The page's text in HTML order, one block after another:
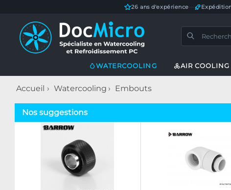
26 ans d'expérience
WATERCOOLING AIR COOLING
Accueil Watercooling Embouts
Nos suggestions